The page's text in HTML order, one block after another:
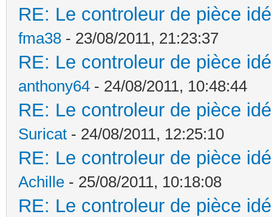
RE: Le controleur de pièce
fma38 - 23/08/2011, 21:23:37
RE: Le controleur de pièce
anthony64 - 24/08/2011, 10:48:44
RE: Le controleur de pièce
Suricat - 24/08/2011, 12:25:10
RE: Le controleur de pièce
Achille - 25/08/2011, 10:18:08
RE: Le controleur de pièce